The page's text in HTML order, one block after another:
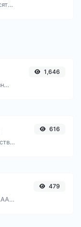
Преобразуйте текст в десятичный и обратно для любой строковой входной информации.
Получите глобально признанный аватар с gravatar.com для любого адреса электронной почты.
1,646
Легко создайте свою собственную подпись и скачайте её без труда.
616
Найдите DNS-записи A, AAAA, CNAME, MX, NS, TXT, SOA хоста.
479